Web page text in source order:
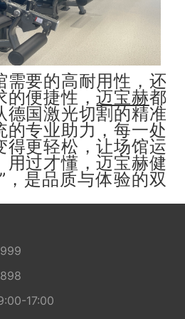
需要的高耐用性，还
的便捷性，迈宝赫都
德国激光切割的精准
的专业助力，每一处
得更轻松，让场馆运
用过才懂，迈宝赫健
，是品质与体验的双
17:00